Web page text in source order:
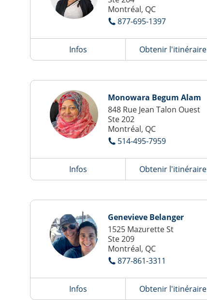
Montréal, QC
877-695-1397
Infos Obtenir l'itinéraire
Monowara Begum Alam
848 Rue Jean Talon Ouest
Ste 202
Montréal, QC
514-495-7959
Infos Obtenir l'itinéraire
Genevieve Belanger
1525 Mazurette St
Ste 209
Montréal, QC
877-861-3311
Infos Obtenir l'itinéraire